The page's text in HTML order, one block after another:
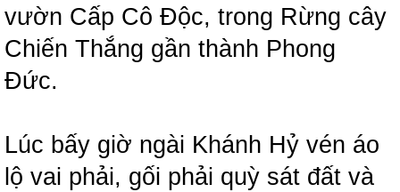
vườn Cấp Cô Độc, trong Rừng cây
Chiến Thắng gần thành Phong
Đức.
Lúc bấy giờ ngài Khánh Hỷ vén áo
lộ vai phải, gối phải quỳ sát đất và